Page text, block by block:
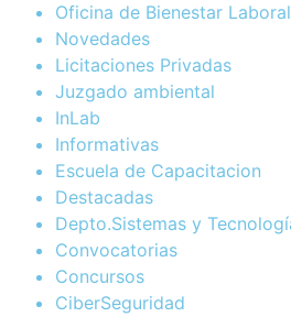
Oficina de Bienestar Laboral
Novedades
Licitaciones Privadas
Juzgado ambiental
InLab
Informativas
Escuela de Capacitacion
Destacadas
Depto.Sistemas y
Convocatorias
Concursos
CiberSeguridad